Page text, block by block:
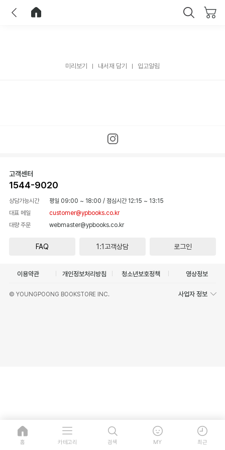
미리보기 내서재 담기 입고알림
고객센터
1544-9020
상담가능시간 평일 09:00 ~ 18:00 / 점심시간 12:15 ~ 13:15
대표 메일
customer@ypbooks.co.kr
대량 주문
webmaster@ypbooks.co.kr
FAQ 1:1고객상담 로그인
이용약관 개인정보처리방침 청소년보호정책 영상정보
© YOUNGPOONG BOOKSTORE INC. 사업자 정보
홈 카테고리 검색 MY 최근